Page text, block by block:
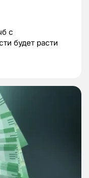
с
будет расти